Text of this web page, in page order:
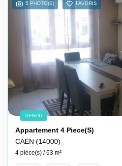
5 PHOTO(S) FAVORIS
VENDU
Appartement 4 Piece(s)
CAEN (14000)
4 pièce(s) / 63 m²